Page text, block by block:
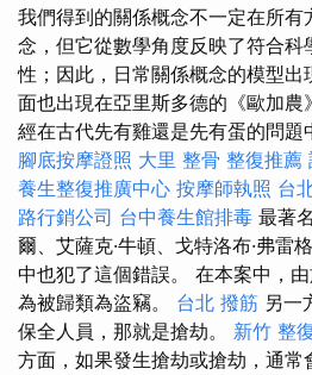
我們得到的關係概念不一定在所
念，但它從數學角度反映了符合
性；因此，日常關係概念的模型
面也出現在亞里斯多德的《歐加農
經在古代先有雞還是先有蛋的問題
腳底按摩證照 大里 整骨 整復推薦
養生整復推廣中心 按摩師執照 台
路行銷公司 台中養生館排毒 最著
爾、艾薩克·牛頓、戈特洛布·弗雷
中也犯了這個錯誤。 在本案中，
為被歸類為盜竊。 台北 撥筋 另一
保全人員，那就是搶劫。 新竹 整
方面，如果發生搶劫或搶劫，通常